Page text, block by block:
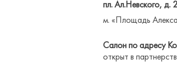
пл. Ал.Невского, д.
м. «Площадь
Салон по адресу
открыт в